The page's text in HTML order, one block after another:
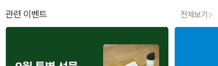
관련 이벤트 전체보기